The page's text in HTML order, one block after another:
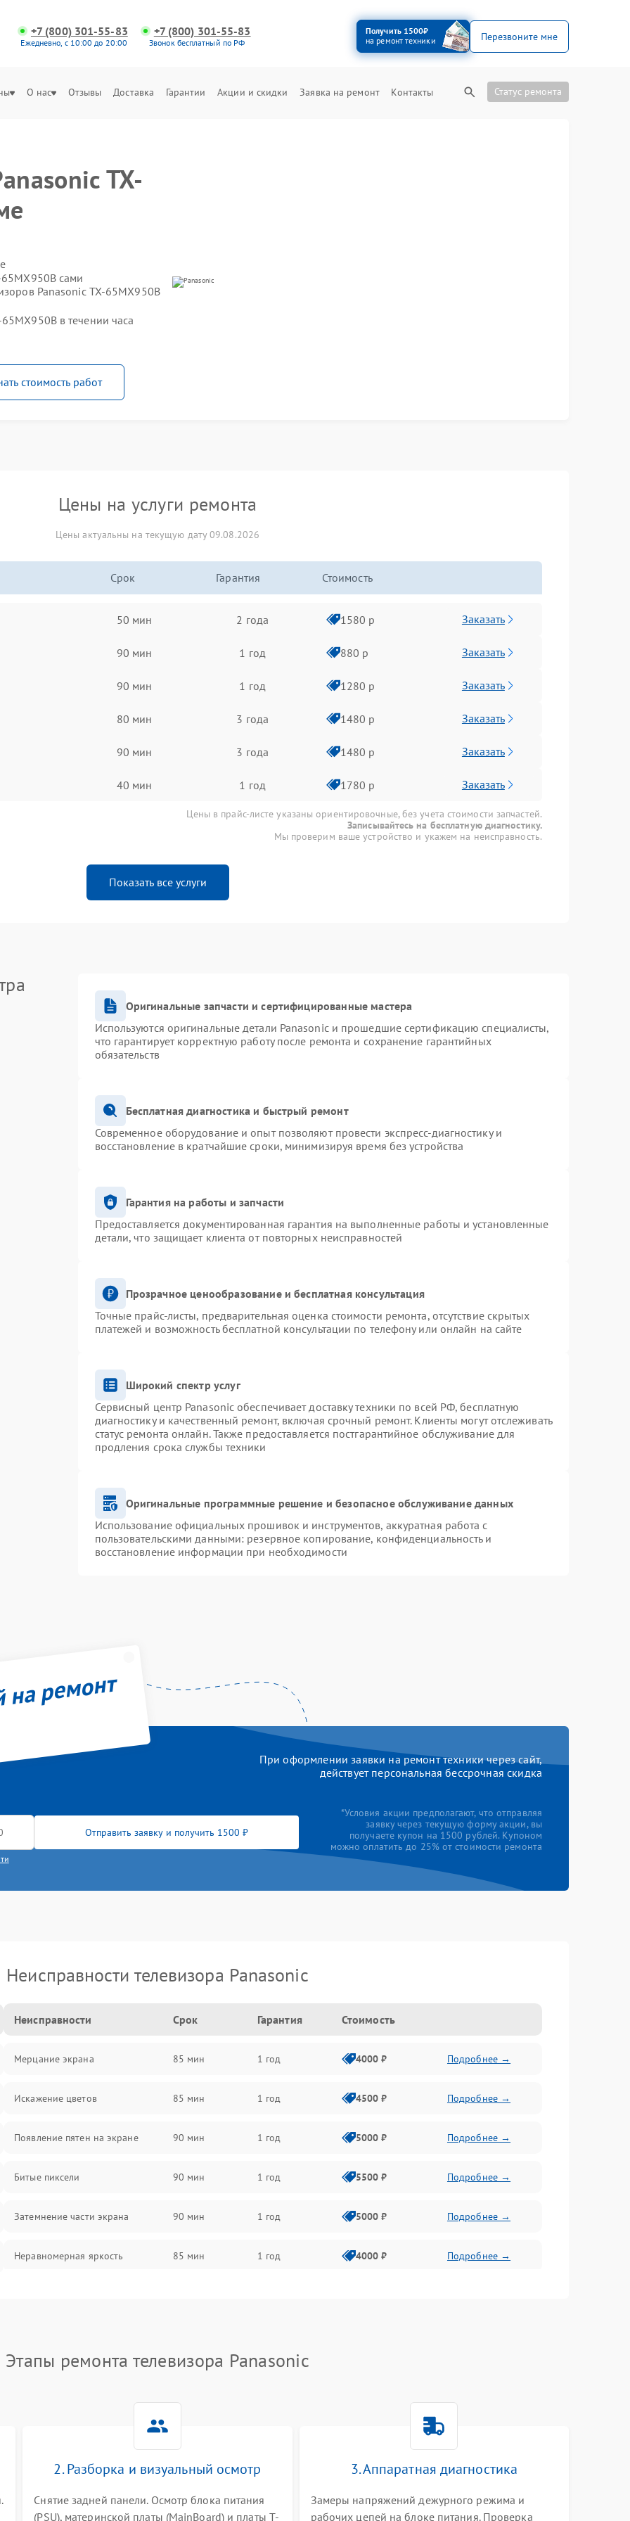
+7 (800) 301-55-83
Ежедневно, с 10:00 до 20:00
+7 (800) 301-55-83
Звонок бесплатный по РФ
Получить 1500₽
на ремонт техники
Перезвоните мне
О нас Отзывы Доставка Гарантии Акции и скидки Заявка на ремонт Контакты Статус ремонта
TX-
сами
Panasonic TX-65MX950B
в течении часа
стоимость работ
Цены на услуги ремонта
Цены актуальны на текущую дату 09.08.2026
Срок Гарантия Стоимость
50 мин 2 года 1580 р Заказать
90 мин 1 год 880 р Заказать
90 мин 1 год 1280 р Заказать
80 мин 3 года 1480 р Заказать
90 мин 3 года 1480 р Заказать
40 мин 1 год 1780 р Заказать
Цены в прайс-листе указаны ориентировочные, без учета стоимости запчастей.
Записывайтесь на бесплатную диагностику.
Мы проверим ваше устройство и укажем на неисправность.
Показать все услуги
Оригинальные запчасти и сертифицированные мастера
Используются оригинальные детали Panasonic и прошедшие сертификацию специалисты,
что гарантирует корректную работу после ремонта и сохранение гарантийных
обязательств
Бесплатная диагностика и быстрый ремонт
Современное оборудование и опыт позволяют провести экспресс-диагностику и
восстановление в кратчайшие сроки, минимизируя время без устройства
Гарантия на работы и запчасти
Предоставляется документированная гарантия на выполненные работы и установленные
детали, что защищает клиента от повторных неисправностей
Прозрачное ценообразование и бесплатная консультация
Точные прайс-листы, предварительная оценка стоимости ремонта, отсутствие скрытых
платежей и возможность бесплатной консультации по телефону или онлайн на сайте
Широкий спектр услуг
Сервисный центр Panasonic обеспечивает доставку техники по всей РФ, бесплатную
диагностику и качественный ремонт, включая срочный ремонт. Клиенты могут отслеживать
статус ремонта онлайн. Также предоставляется постгарантийное обслуживание для
продления срока службы техники
Оригинальные программные решение и безопасное обслуживание данных
Использование официальных прошивок и инструментов, аккуратная работа с
пользовательскими данными: резервное копирование, конфиденциальность и
восстановление информации при необходимости
ремонт
При оформлении заявки на ремонт техники через сайт,
действует персональная бессрочная скидка
Отправить заявку и получить 1500 ₽
*Условия акции предполагают, что отправляя
заявку через текущую форму акции, вы
получаете купон на 1500 рублей. Купоном
можно оплатить до 25% от стоимости ремонта
Неисправности телевизора Panasonic
Неисправности Срок Гарантия Стоимость
Мерцание экрана 85 мин 1 год 4000 ₽ Подробнее →
Искажение цветов 85 мин 1 год 4500 ₽ Подробнее →
Появление пятен на экране 90 мин 1 год 5000 ₽ Подробнее →
Битые пиксели 90 мин 1 год 5500 ₽ Подробнее →
Затемнение части экрана 90 мин 1 год 5000 ₽ Подробнее →
Неравномерная яркость 85 мин 1 год 4000 ₽ Подробнее →
Этапы ремонта телевизора Panasonic
2. Разборка и визуальный осмотр
Снятие задней панели. Осмотр блока питания
(PSU), материнской платы (MainBoard) и платы T-
3. Аппаратная диагностика
Замеры напряжений дежурного режима и
рабочих цепей на блоке питания. Проверка